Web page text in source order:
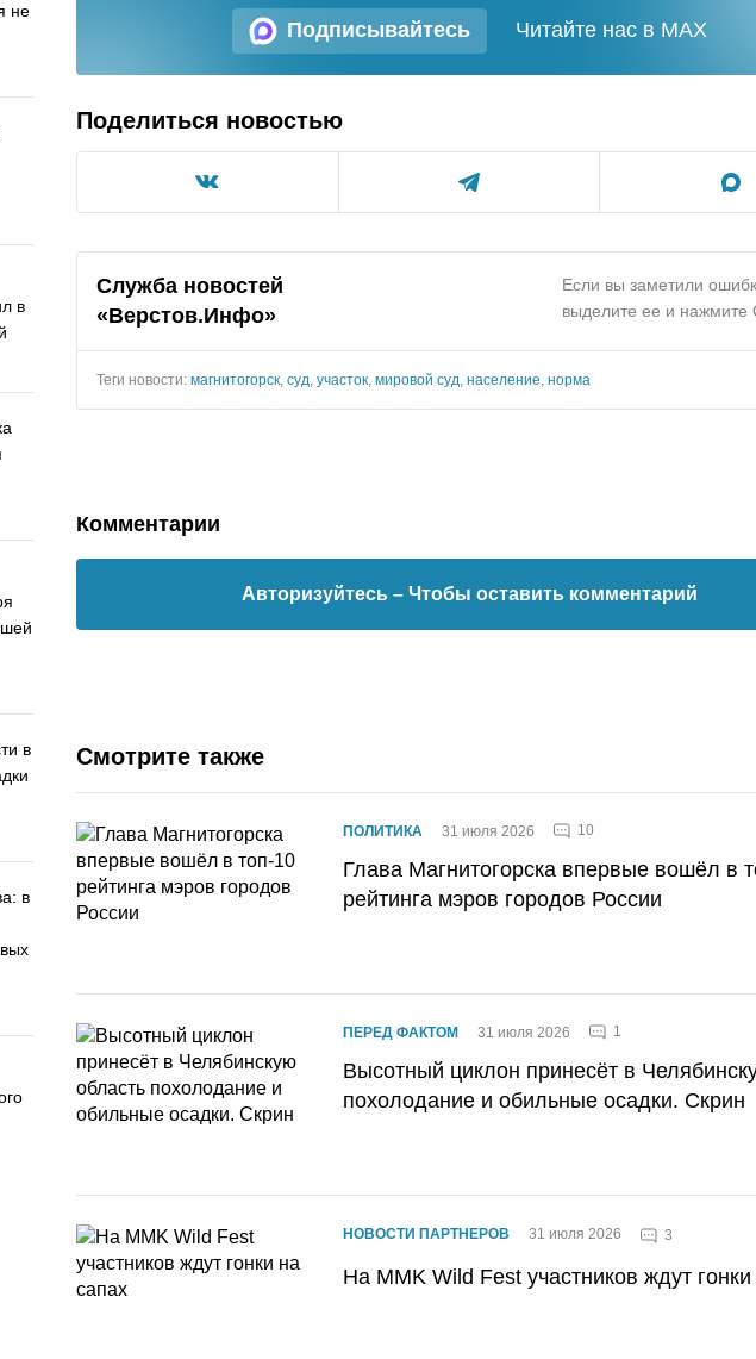
не
в
в
в
Подписывайтесь Читайте нас в MAX
Поделиться новостью
Служба новостей
«Верстов.Инфо»
Если вы заметили
выделите ее и нажмите
Теги новости: магнитогорск суд участок мировой суд население норма
Комментарии
Авторизуйтесь – Чтобы оставить комментарий
Смотрите также
ПОЛИТИКА 31 июля 2026 10
Глава Магнитогорска впервые вошёл в
рейтинга мэров городов России
ПЕРЕД ФАКТОМ 31 июля 2026 1
Высотный циклон принесёт в
похолодание и обильные осадки. Скрин
НОВОСТИ ПАРТНЕРОВ 31 июля 2026 3
На MMK Wild Fest участников ждут